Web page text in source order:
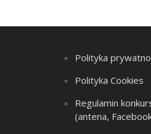
Polityka
Polityka Cookies
Regulamin
(antena,